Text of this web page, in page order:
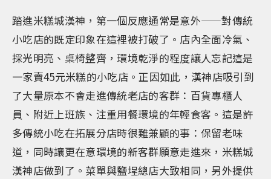
踏進米糕城漢神，第一個反應通常是意外——對傳統
小吃店的既定印象在這裡被打破了。店內全面冷氣、
採光明亮、桌椅整齊，環境乾淨的程度讓人忘記這是
一家賣45元米糕的小吃店。正因如此，漢神店吸引到
了大量原本不會走進傳統老店的客群：百貨專櫃人
員、附近上班族、注重用餐環境的年輕食客。這是許
多傳統小吃在拓展分店時很難兼顧的事：保留老味
道，同時讓更在意環境的新客群願意走進來，米糕城
漢神店做到了。菜單與鹽埕總店大致相同，另外提供